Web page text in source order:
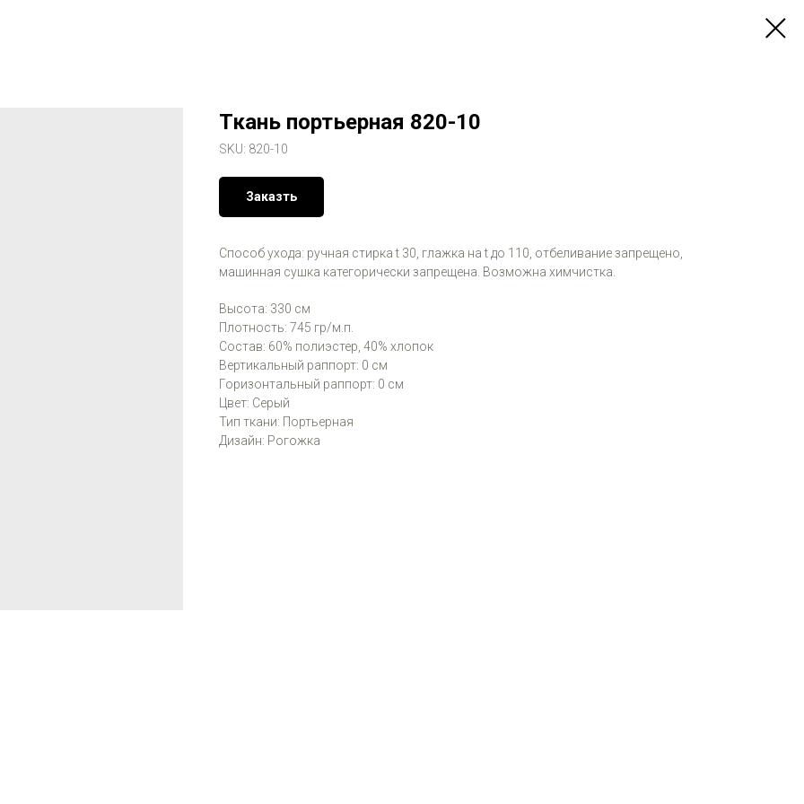
Ткань портьерная 820-10
SKU: 820-10
Заказть
Способ ухода: ручная стирка t 30, глажка на t до 110, отбеливание запрещено,
машинная сушка категорически запрещена. Возможна химчистка.
Высота: 330 см
Плотность: 745 гр/м.п.
Состав: 60% полиэстер, 40% хлопок
Вертикальный раппорт: 0 см
Горизонтальный раппорт: 0 см
Цвет: Серый
Тип ткани: Портьерная
Дизайн: Рогожка